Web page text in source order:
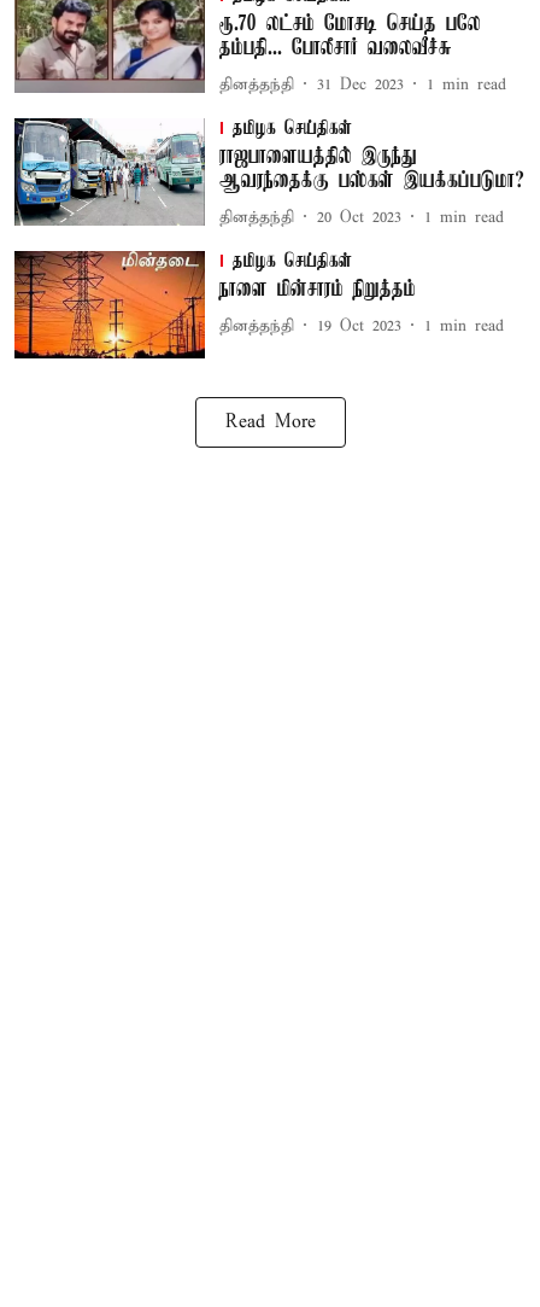
ரூ.70 லட்சம் மோசடி செய்த பலே
தம்பதி... போலீசார் வலைவீச்சு
தினத்தந்தி 31 Dec 2023 1 min read
தமிழக செய்திகள்
ராஜபாளையத்தில் இருந்து
ஆவரந்தைக்கு பஸ்கள் இயக்கப்படுமா?
தினத்தந்தி 20 Oct 2023 1 min read
தமிழக செய்திகள்
நாளை மின்சாரம் நிறுத்தம்
தினத்தந்தி 19 Oct 2023 1 min read
Read More